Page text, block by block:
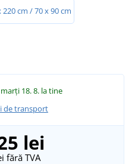
220 cm / 70 x 90 cm
marți 18. 8. la tine
de transport
lei
fără TVA